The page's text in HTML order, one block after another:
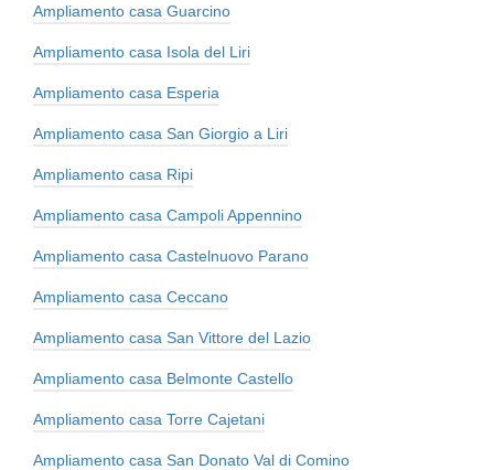
Ampliamento casa Guarcino
Ampliamento casa Isola del Liri
Ampliamento casa Esperia
Ampliamento casa San Giorgio a Liri
Ampliamento casa Ripi
Ampliamento casa Campoli Appennino
Ampliamento casa Castelnuovo Parano
Ampliamento casa Ceccano
Ampliamento casa San Vittore del Lazio
Ampliamento casa Belmonte Castello
Ampliamento casa Torre Cajetani
Ampliamento casa San Donato Val di Comino